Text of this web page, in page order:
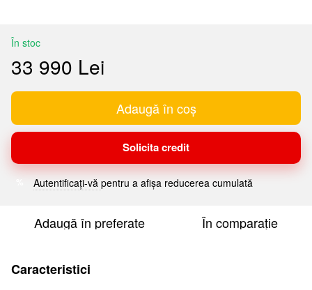
În stoc
33 990 Lei
Adaugă în coș
Solicita credit
Autentificați-vă pentru a afișa reducerea cumulată
Adaugă în preferate În comparație
Caracteristici